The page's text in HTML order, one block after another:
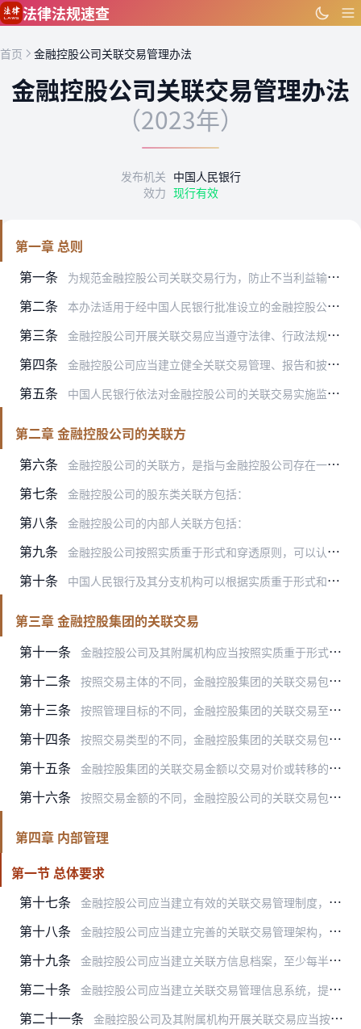
跳到主要内容
法律法规速查
首页 金融控股公司关联交易管理办法
金融控股公司关联交易管理办法
（2023年）
发布机关 中国人民银行
效力 现行有效
第一章 总则
第一条
为规范金融控股公司关联交易行为，防止不当利益输送、风险集中、风险传染和监管套利，促进金融控股公司稳健经营，根据《中华人民共和国公司法》、《国务院关于实施金融控股…
第二条 本办法适用于经中国人民银行批准设立的金融控股公司，以及金融控股公司及其附属机构共同构成的金融控股集团。
第三条 金融控股公司开展关联交易应当遵守法律、行政法规、企业财务制度和中国人民银行、国务院金融监督管理机构的有关规定，并按照企业会计准则进行会计处理，遵循诚实信用、穿透…
第四条 金融控股公司应当建立健全关联交易管理、报告和披露制度，强化金融控股公司和附属机构关联交易、金融控股集团内部交易和金融控股集团对外关联交易管理，提升集团风险管理和…
第五条 中国人民银行依法对金融控股公司的关联交易实施监督管理。中国人民银行副省级城市中心支行以上分支机构（以下简称中国人民银行分支机构）可以依照本办法开展相关工作。
第二章 金融控股公司的关联方
第六条
金融控股公司的关联方，是指与金融控股公司存在一方控制另一方，或对另一方施加重大影响，以及与金融控股公司同受一方控制或重大影响的自然人、法人、非法人组织或中国人民…
第七条 金融控股公司的股东类关联方包括：
第八条 金融控股公司的内部人关联方包括：
第九条 金融控股公司按照实质重于形式和穿透原则，可以认定以下自然人、法人或非法人组织为金融控股公司的关联方：
第十条 中国人民银行及其分支机构可以根据实质重于形式和穿透原则，认定可能导致金融控股公司或其附属机构利益不当转移的自然人、法人或非法人组织为金融控股公司的关联方。
第三章 金融控股集团的关联交易
第十一条
金融控股公司及其附属机构应当按照实质重于形式和穿透原则，识别、认定、管理关联交易并计算关联交易金额。
第十二条 按照交易主体的不同，金融控股集团的关联交易包括：
第十三条 按照管理目标的不同，金融控股集团的关联交易至少包括：
第十四条 按照交易类型的不同，金融控股集团的关联交易包括：
第十五条 金融控股集团的关联交易金额以交易对价或转移的利益计算，计算方式如下：
第十六条 按照交易金额的不同，金融控股公司的关联交易包括：
第四章 内部管理
第一节 总体要求
第十七条
金融控股公司应当建立有效的关联交易管理制度，明确事前、事中、事后的全流程管控措施，降低关联交易的复杂程度，提升金融控股集团整体关联交易管理水平，确保金融控股集团…
第十八条 金融控股公司应当建立完善的关联交易管理架构，包括：
第十九条 金融控股公司应当建立关联方信息档案，至少每半年更新一次，并向中国人民银行及其住所地分支机构报送。关联交易管理办公室负责关联方信息档案的更新、维护、分类和汇总等工…
第二十条 金融控股公司应当建立关联交易管理信息系统，提高关联方和关联交易管理的信息化和智能化水平，按照交易金额、交易频率、交易时间等因素对关联方的重要性进行排序，并及时向…
第二十一条 金融控股公司及其附属机构开展关联交易应当按照商业合理原则，具有真实的业务背景、条件合理、定价公允，明确交易对价的确定原则及定价方法。关联交易定价应当以明确、公允…